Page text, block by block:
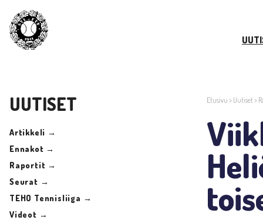
UUTISET
Artikkeli →
Ennakot →
Raportit →
Seurat →
TEHO Tennisliiga →
Videot →
Etusivu > Uutiset>